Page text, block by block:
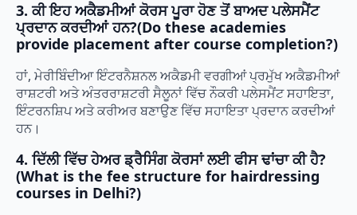
3. ਕੀ ਇਹ ਅਕੈਡਮੀਆਂ ਕੋਰਸ ਪੂਰਾ ਹੋਣ ਤੋਂ ਬਾਅਦ ਪਲੇਸਮੈਂਟ
ਪ੍ਰਦਾਨ ਕਰਦੀਆਂ ਹਨ?(Do these academies
provide placement after course completion?)
ਹਾਂ, ਮੇਰੀਬਿੰਦੀਆ ਇੰਟਰਨੈਸ਼ਨਲ ਅਕੈਡਮੀ ਵਰਗੀਆਂ ਪ੍ਰਮੁੱਖ ਅਕੈਡਮੀਆਂ
ਰਾਸ਼ਟਰੀ ਅਤੇ ਅੰਤਰਰਾਸ਼ਟਰੀ ਸੈਲੂਨਾਂ ਵਿੱਚ ਨੌਕਰੀ ਪਲੇਸਮੈਂਟ ਸਹਾਇਤਾ,
ਇੰਟਰਨਸ਼ਿਪ ਅਤੇ ਕਰੀਅਰ ਬਣਾਉਣ ਵਿੱਚ ਸਹਾਇਤਾ ਪ੍ਰਦਾਨ ਕਰਦੀਆਂ
ਹਨ।
4. ਦਿੱਲੀ ਵਿੱਚ ਹੇਅਰ ਡ੍ਰੈਸਿੰਗ ਕੋਰਸਾਂ ਲਈ ਫੀਸ ਢਾਂਚਾ ਕੀ ਹੈ?
(What is the fee structure for hairdressing
courses in Delhi?)